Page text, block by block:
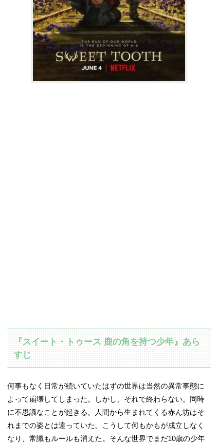
『スイート・トゥース 鹿の角を持つ少年』あら
すじ
何事もなく日常が続いていたはずの世界は当然の異常事態に
よって崩壊してしまった。しかし、それで終わらない。同時
に不思議なことが起きる。人間から生まれてくる赤ん坊はそ
れまでの姿とは違っていた。こうして何もかもが成立しなく
なり、常識もルールも消えた。そんな世界でまだ10歳の少年